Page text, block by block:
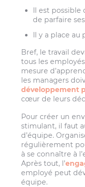
Il est possible
de parfaire
Il y a place au
Bref, le travail
tous les
mesure
les managers
développement
cœur de leurs
Pour créer un
stimulant, il faut
d’équipe.
régulièrement
à se connaître à
Après tout, l’
employé peut
équipe.